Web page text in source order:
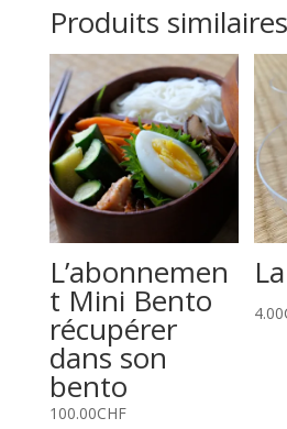
Produits similaires
L’abonnemen
t Mini Bento
récupérer
dans son
bento
100.00CHF
4.00